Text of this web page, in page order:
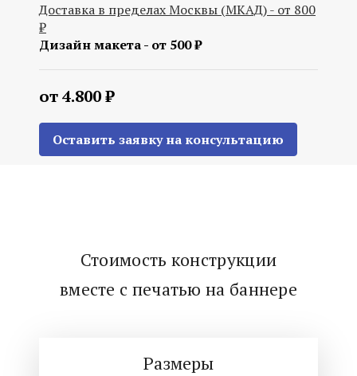
Доставка в пределах Москвы (МКАД) - от 800
₽
Дизайн макета - от 500 ₽
Оставить заявку на консультацию
от 4.800 ₽
Стоимость конструкции
вместе с печатью на баннере
Размеры